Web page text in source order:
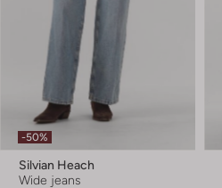
-50%
Silvian Heach
Wide jeans